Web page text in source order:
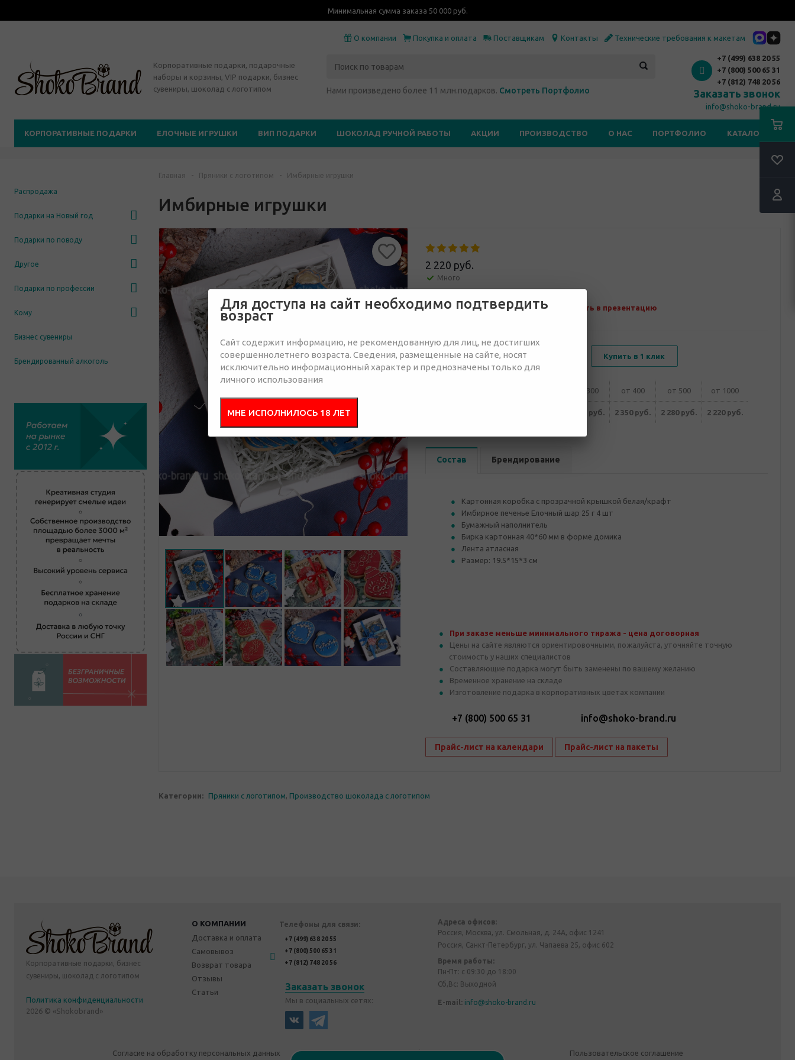
Минимальная сумма заказа 50 000 руб.
О компании Покупка и оплата Поставщикам Контакты Технические требования к макетам
Корпоративные подарки, подарочные
наборы и корзины, VIP подарки, бизнес
сувениры, шоколад с логотипом
Нами произведено более 11 млн.подарков. Смотреть Портфолио
+7 (499) 638 20 55
+7 (800) 500 65 31
+7 (812) 748 20 56
Заказать звонок
info@shoko-brand.ru
КОРПОРАТИВНЫЕ ПОДАРКИ ЕЛОЧНЫЕ ИГРУШКИ ВИП ПОДАРКИ ШОКОЛАД РУЧНОЙ РАБОТЫ АКЦИИ ПРОИЗВОДСТВО О НАС ПОРТФОЛИО КАТАЛОГИ
Распродажа
Подарки на Новый год
Подарки по поводу
Другое
Подарки по профессии
Кому
Бизнес сувениры
Брендированный алкоголь
Главная - Пряники с логотипом - Имбирные игрушки
Имбирные игрушки
2 220 руб.
Много
Отправить запрос Добавить в презентацию
Купить в 1 клик
от 300 от 400 от 500 от 1000
2 420 руб. 2 350 руб. 2 280 руб. 2 220 руб.
Состав Брендирование
Картонная коробка с прозрачной крышкой белая/крафт
Имбирное печенье Елочный шар 25 г 4 шт
Бумажный наполнитель
Бирка картонная 40*60 мм в форме домика
Лента атласная
Размер: 19.5*15*3 см
При заказе меньше минимального тиража - цена договорная
Цены на сайте являются ориентировочными, пожалуйста, уточняйте точную
стоимость у наших специалистов
Составляющие подарка могут быть заменены по вашему желанию
Временное хранение на складе
Изготовление подарка в корпоративных цветах компании
+7 (800) 500 65 31 info@shoko-brand.ru
Прайс-лист на календари Прайс-лист на пакеты
Категории: Пряники с логотипом, Производство шоколада с логотипом
Корпоративные подарки, бизнес
сувениры, шоколад с логотипом
Политика конфиденциальности
2026 © «Shokobrand»
О КОМПАНИИ
Доставка и оплата
Самовывоз
Возврат товара
Отзывы
Статьи
Телефоны для связи:
+7 (499) 638 20 55
+7 (800) 500 65 31
+7 (812) 748 20 56
Заказать звонок
Мы в социальных сетях:
Адреса офисов:
Россия, Москва, ул. Смольная, д. 24А, офис 1241
Россия, Санкт-Петербург, ул. Чапаева 25, офис 602
Время работы:
Пн-Пт: с 09:30 до 18:00
Сб,Вс: Выходной
E-mail: info@shoko-brand.ru
Согласие на обработку персональных данных Политика конфиденциальности Пользовательское соглашение
Для доступа на сайт необходимо подтвердить
возраст
Сайт содержит информацию, не рекомендованную для лиц, не достигших
совершеннолетнего возраста. Сведения, размещенные на сайте, носят
исключительно информационный характер и преднозначены только для
личного использования
МНЕ ИСПОЛНИЛОСЬ 18 ЛЕТ